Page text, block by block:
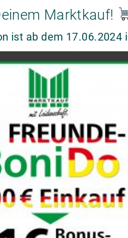
Marktkauf!
ist ab dem